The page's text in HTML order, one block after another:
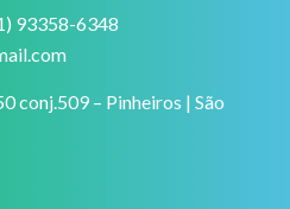
93358-6348
conj.509 – Pinheiros | São